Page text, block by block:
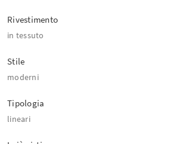
Rivestimento
in tessuto
Stile
moderni
Tipologia
lineari